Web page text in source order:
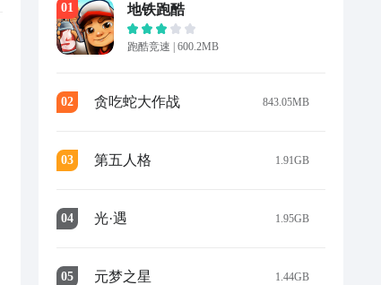
01 地铁跑酷
跑酷竞速 | 600.2MB
02 贪吃蛇大作战 843.05MB
03 第五人格 1.91GB
04 光·遇 1.95GB
05 元梦之星 1.44GB